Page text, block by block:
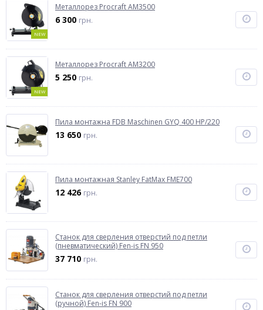
NEW
Металлорез Procraft AM3500
6 300 грн.
NEW
Металлорез Procraft AM3200
5 250 грн.
Пила монтажна FDB Maschinen GYQ 400 HP/220
13 650 грн.
Пила монтажная Stanley FatMax FME700
12 426 грн.
Станок для сверления отверстий под петли
(пневматический) Fen-is FN 950
37 710 грн.
Станок для сверления отверстий под петли
(ручной) Fen-is FN 900